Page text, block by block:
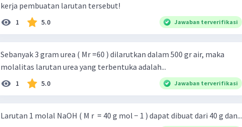
kerja pembuatan larutan tersebut!
1 5.0 Jawaban terverifikasi
Sebanyak 3 gram urea ( Mr =60 ) dilarutkan dalam 500 gr air, maka
molalitas larutan urea yang terbentuka adalah...
1 5.0 Jawaban terverifikasi
Larutan 1 molal NaOH ( M r ​ = 40 g mol − 1 ) dapat dibuat dari 40 g dan...